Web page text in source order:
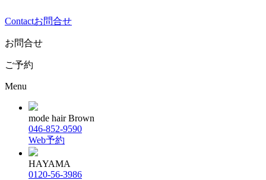
Contactお問合せ
お問合せ
ご予約
Menu
mode hair Brown
046-852-9590
Web予約
HAYAMA
0120-56-3986